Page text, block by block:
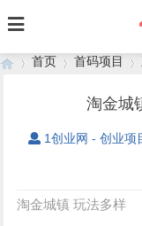
首页
›
首码项目
›
淘金城
1创业网 - 创业项
淘金城镇 玩法多样